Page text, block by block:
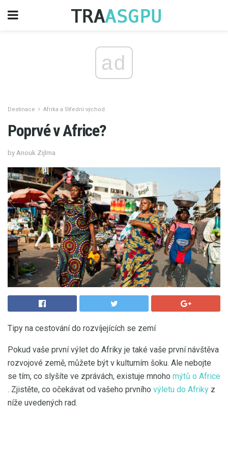
ad
Destinace Afrika a Střední východ
Poprvé v Africe?
by Anouk Zijlma
Tipy na cestování do rozvíjejících se zemí
Pokud vaše první výlet do Afriky je také vaše první návštěva
rozvojové země, můžete být v kulturním šoku. Ale nebojte
se tím, co slyšíte ve zprávách, existuje mnoho mýtů o Africe
. Zjistěte, co očekávat od vašeho prvního výletu do Afriky z
níže uvedených rad.